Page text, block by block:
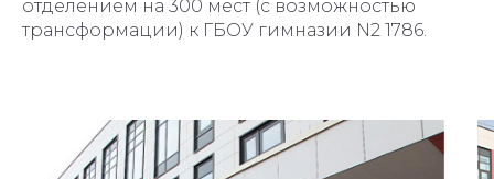
отделением на 300 мест (с возможностью
трансформации) к ГБОУ гимназии N2 1786.